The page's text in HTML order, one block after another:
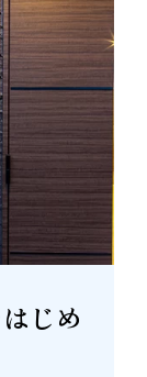
じめ